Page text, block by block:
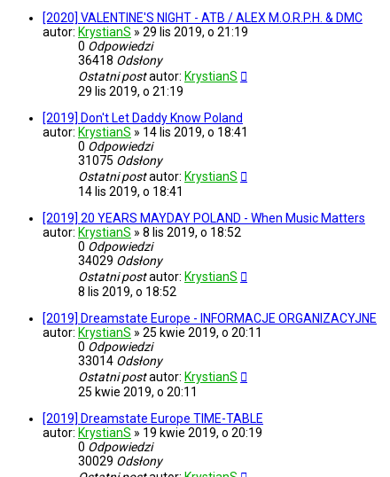
[2020] VALENTINE'S NIGHT - ATB / ALEX M.O.R.P.H. & DMC
autor: KrystianS » 29 lis 2019, o 21:19
0 Odpowiedzi
36418 Odsłony
Ostatni postautor: KrystianS
29 lis 2019, o 21:19
[2019] Don't Let Daddy Know Poland
autor: KrystianS » 14 lis 2019, o 18:41
0 Odpowiedzi
31075 Odsłony
Ostatni postautor: KrystianS
14 lis 2019, o 18:41
[2019] 20 YEARS MAYDAY POLAND - When Music Matters
autor: KrystianS » 8 lis 2019, o 18:52
0 Odpowiedzi
34029 Odsłony
Ostatni postautor: KrystianS
8 lis 2019, o 18:52
[2019] Dreamstate Europe - INFORMACJE ORGANIZACYJNE
autor: KrystianS » 25 kwie 2019, o 20:11
0 Odpowiedzi
33014 Odsłony
Ostatni postautor: KrystianS
25 kwie 2019, o 20:11
[2019] Dreamstate Europe TIME-TABLE
autor: KrystianS » 19 kwie 2019, o 20:19
0 Odpowiedzi
30029 Odsłony